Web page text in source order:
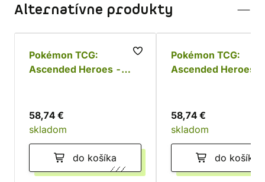
Alternatívne produkty
Pokémon TCG:
Ascended Heroes -
58,74 €
skladom
do košíka
Pokémon TCG:
Ascended Heroes -
58,74 €
skladom
do košíka